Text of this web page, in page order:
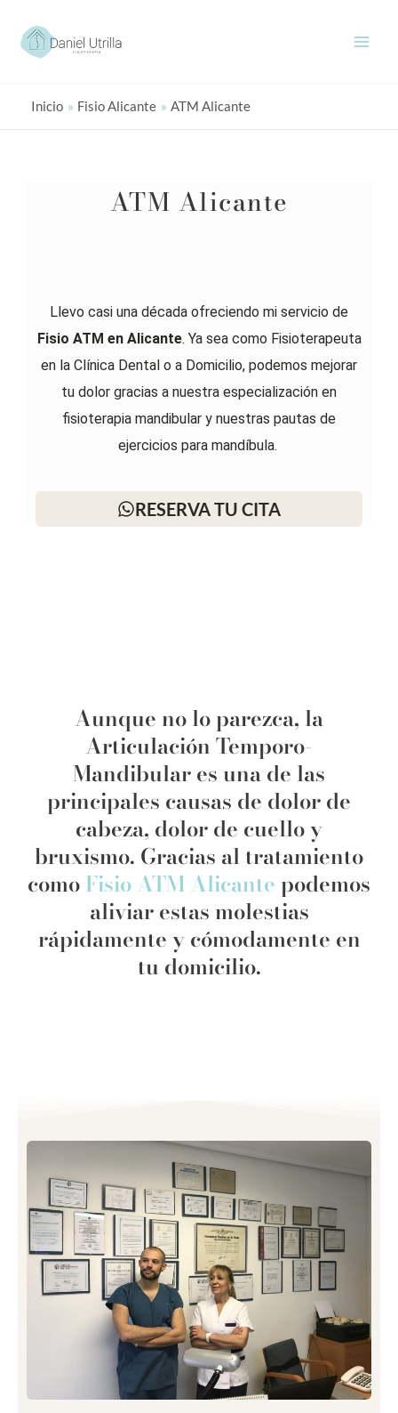
Inicio Fisio Alicante ATM Alicante
ATM Alicante
Llevo casi una década ofreciendo mi servicio de
Fisio ATM en Alicante. Ya sea como Fisioterapeuta
en la Clínica Dental o a Domicilio, podemos mejorar
tu dolor gracias a nuestra especialización en
fisioterapia mandibular y nuestras pautas de
ejercicios para mandíbula.
RESERVA TU CITA
Aunque no lo parezca, la
Articulación Temporo-
Mandibular es una de las
principales causas de dolor de
cabeza, dolor de cuello y
bruxismo. Gracias al tratamiento
comoFisio ATM Alicante podemos
aliviar estas molestias
rápidamente y cómodamente en
tu domicilio.